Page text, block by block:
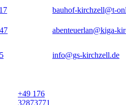
bauhof-kirchzell@t-
abenteuerlan@kiga-
info@gs-kirchzell.de
+49 176
32873771